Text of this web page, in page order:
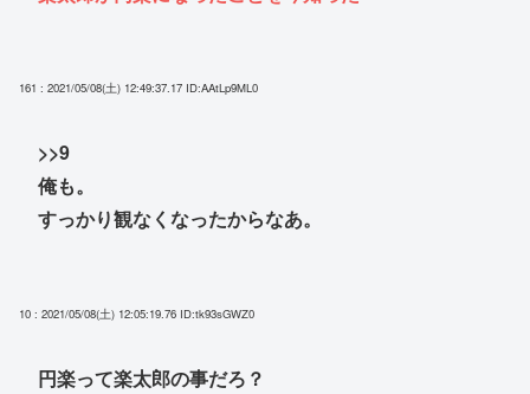
161 : 2021/05/08(土) 12:49:37.17 ID:AAtLp9ML0
>>9
俺も。
すっかり観なくなったからなあ。
10 : 2021/05/08(土) 12:05:19.76 ID:tk93sGWZ0
円楽って楽太郎の事だろ？